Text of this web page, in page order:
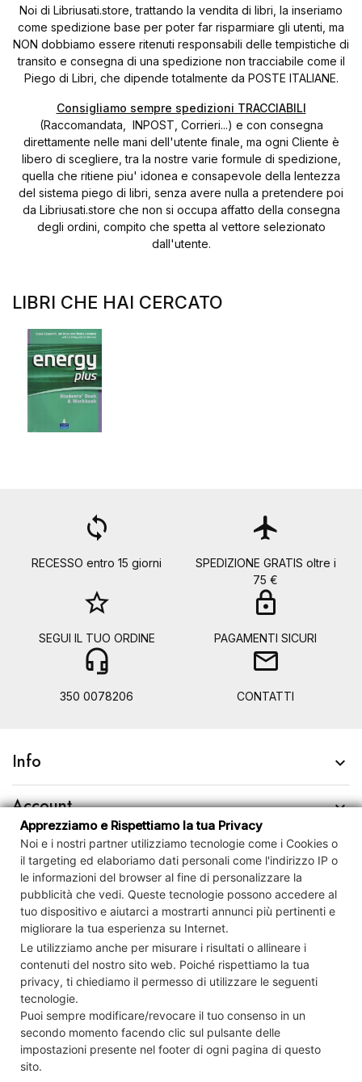
Noi di Libriusati.store, trattando la vendita di libri, la inseriamo
come spedizione base per poter far risparmiare gli utenti, ma
NON dobbiamo essere ritenuti responsabili delle tempistiche di
transito e consegna di una spedizione non tracciabile come il
Piego di Libri, che dipende totalmente da POSTE ITALIANE.
Consigliamo sempre spedizioni TRACCIABILI
(Raccomandata, INPOST, Corrieri...) e con consegna
direttamente nelle mani dell'utente finale, ma ogni Cliente è
libero di scegliere, tra la nostre varie formule di spedizione,
quella che ritiene piu' idonea e consapevole della lentezza
del sistema piego di libri, senza avere nulla a pretendere poi
da Libriusati.store che non si occupa affatto della consegna
degli ordini, compito che spetta al vettore selezionato
dall'utente.
LIBRI CHE HAI CERCATO
loop
RECESSO entro 15 giorni
flight
SPEDIZIONE GRATIS oltre i
75 €
star_border
SEGUI IL TUO ORDINE
lock
PAGAMENTI SICURI
headset_mic
350 0078206
mail
CONTATTI
Info 
Account 
Contact us 
Newsletter 
Controlla la tua privacy
© Cartamagna S.r.l. Società Benefit P.IVA 15111121008 REA RM-
1568561 Cap.Soc. € 10.000 i.v.
Apprezziamo e Rispettiamo la tua Privacy
Noi e i nostri partner utilizziamo tecnologie come i Cookies o
il targeting ed elaboriamo dati personali come l'indirizzo IP o
le informazioni del browser al fine di personalizzare la
pubblicità che vedi. Queste tecnologie possono accedere al
tuo dispositivo e aiutarci a mostrarti annunci più pertinenti e
migliorare la tua esperienza su Internet.
Le utilizziamo anche per misurare i risultati o allineare i
contenuti del nostro sito web. Poiché rispettiamo la tua
privacy, ti chiediamo il permesso di utilizzare le seguenti
tecnologie.
Puoi sempre modificare/revocare il tuo consenso in un
secondo momento facendo clic sul pulsante delle
impostazioni presente nel footer di ogni pagina di questo
sito.